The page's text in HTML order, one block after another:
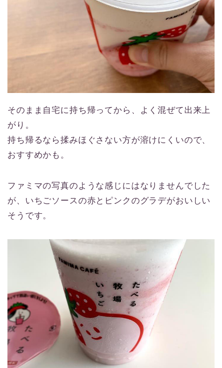
そのまま自宅に持ち帰ってから、よく混ぜて出来上
がり。
持ち帰るなら揉みほぐさない方が溶けにくいので、
おすすめかも。
ファミマの写真のような感じにはなりませんでした
が、いちごソースの赤とピンクのグラデがおいしい
そうです。